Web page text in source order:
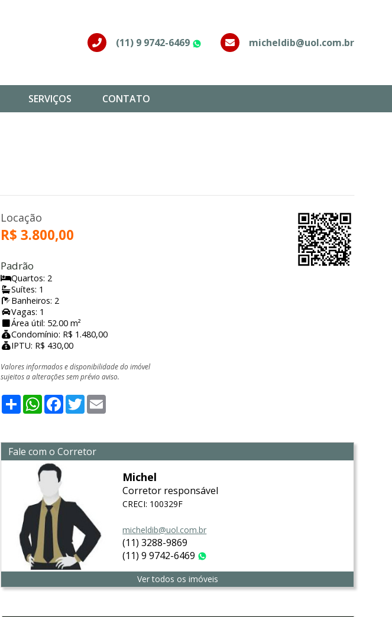
(11) 9 9742-6469 WhatsAppmicheldib@uol.com.br
SERVIÇOS CONTATO
Locação
R$ 3.800,00
Padrão
Quartos: 2
Suítes: 1
Banheiros: 2
Vagas: 1
Área útil: 52.00 m²
Condomínio: R$ 1.480,00
IPTU: R$ 430,00
Valores informados e disponibilidade do imóvel
sujeitos a alterações sem prévio aviso.
ShareWhatsApp
Facebook
Twitter
Fale com o Corretor
Michel
Corretor responsável
CRECI: 100329F
micheldib@uol.com.br
(11) 3288-9869
(11) 9 9742-6469
Ver todos os imóveis